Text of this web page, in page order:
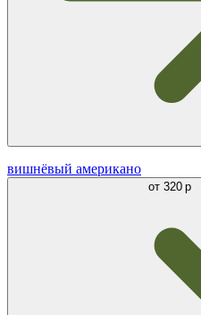
вишнёвый американо
от 320 р